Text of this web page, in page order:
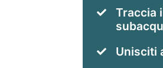
Traccia
Unisciti